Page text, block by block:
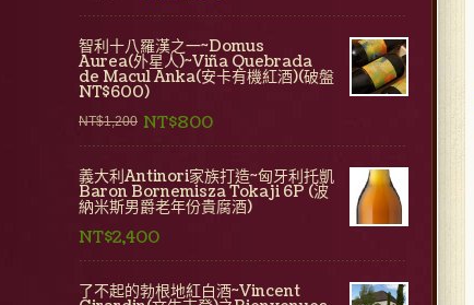
智利十八羅漢之一~Domus
Aurea(外星人)~Viña Quebrada
de Macul Anka(安卡有機紅酒)(破盤
NT$600)
NT$1,200 NT$800
義大利Antinori家族打造~匈牙利托凱
Baron Bornemisza Tokaji 6P (波
納米斯男爵老年份貴腐酒)
NT$2,400
了不起的勃根地紅白酒~Vincent